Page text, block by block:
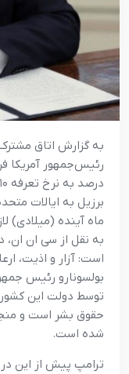
به گزارش اتاق مشترک
برزیل به ایالات
ماه آینده (میلادی)
به نقل از سی ان ان،
است: آزار و اذیت،
بولسونارو رئیس
توسط دولت این
حقوق بشر است و
شده است.
ترامپ پیش از این در